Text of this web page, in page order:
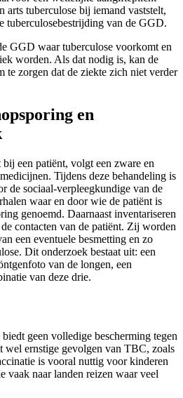
arts tuberculose bij iemand vaststelt,
tuberculosebestrijding van de GGD.
GGD waar tuberculose voorkomt en
worden. Als dat nodig is, kan de
te zorgen dat de ziekte zich niet verder
en
een patiënt, volgt een zware en
Tijdens deze behandeling is
de sociaal-verpleegkundige van de
waar en door wie de patiënt is
genoemd. Daarnaast inventariseren
contacten van de patiënt. Zij worden
een eventuele besmetting en zo
Dit onderzoek bestaat uit: een
van de longen, een
van deze drie.
geen volledige bescherming tegen
wel ernstige gevolgen van TBC, zoals
is vooral nuttig voor kinderen
vaak naar landen reizen waar veel